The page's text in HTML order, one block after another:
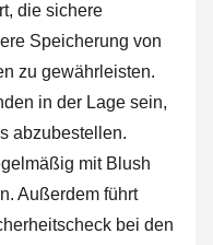
die sichere
Speicherung von
zu gewährleisten.
in der Lage sein,
abzubestellen.
mit Blush
Außerdem führt
bei den